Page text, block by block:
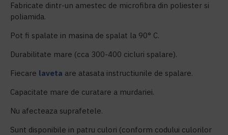
Fabricate dintr-un amestec de microfibra din poliester si
poliamida.
Pot fi spalate in masina de spalat la 90° C.
Durabilitate mare (cca 300-400 cicluri spalare).
Fiecare laveta are atasata instructiunile de spalare.
Capacitate mare de curatare a murdariei.
Nu afecteaza suprafetele.
Sunt disponibile in patru culori (conform codului culorilor